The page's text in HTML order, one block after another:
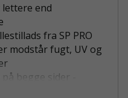
end
fra SP PRO
modstår fugt, UV og
begge sider -